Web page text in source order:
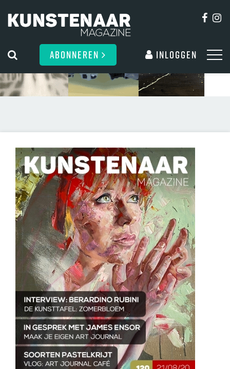
ABONNEREN Inloggen